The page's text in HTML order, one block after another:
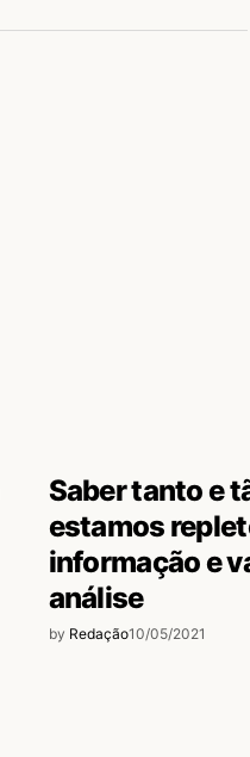
Saber tanto e
estamos
informação e
análise
by Redação10/05/2021